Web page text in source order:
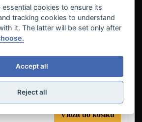
Vložit do košíku
cookies to ensure its
tracking cookies to understand
it. The latter will be set only after
Accept all
Reject all